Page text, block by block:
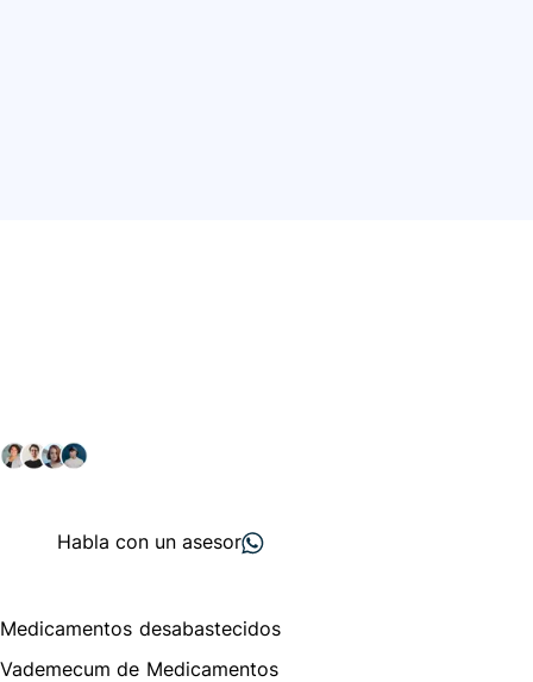
Habla con un asesor
Medicamentos desabastecidos
Vademecum de Medicamentos